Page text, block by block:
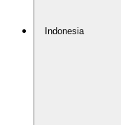
Indonesia